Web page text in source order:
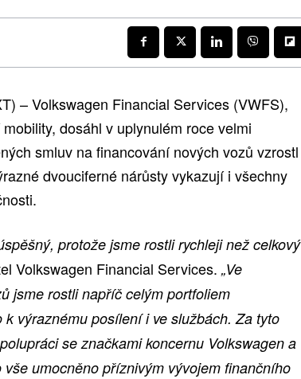
– Volkswagen Financial Services (VWFS),
dosáhl v uplynulém roce velmi
smluv na financování nových vozů vzrostl
dvouciferné nárůsty vykazují i všechny
protože jsme rostli rychleji než celkový
Volkswagen Financial Services. „Ve
jsme rostli napříč celým portfoliem
výraznému posílení i ve službách. Za tyto
se značkami koncernu Volkswagen a
umocněno příznivým vývojem finančního